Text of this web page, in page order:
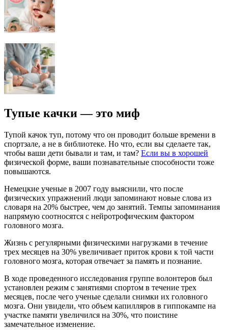
Тупые качки — это миф
Тупой качок туп, потому что он проводит больше времени в
спортзале, а не в библиотеке. Но что, если вы сделаете так,
чтобы ваши дети бывали и там, и там? Если вы в хорошей
физической форме, ваши познавательные способности тоже
повышаются.
Немецкие ученые в 2007 году выяснили, что после
физических упражнений люди запоминают новые слова из
словаря на 20% быстрее, чем до занятий. Темпы запоминания
напрямую соотносятся с нейротрофическим фактором
головного мозга.
Жизнь с регулярными физическими нагрузками в течение
трех месяцев на 30% увеличивает приток крови к той части
головного мозга, которая отвечает за память и познание.
В ходе проведенного исследования группе волонтеров был
установлен режим с занятиями спортом в течение трех
месяцев, после чего ученые сделали снимки их головного
мозга. Они увидели, что объем капилляров в гиппокампе на
участке памяти увеличился на 30%, что поистине
замечательное изменение.